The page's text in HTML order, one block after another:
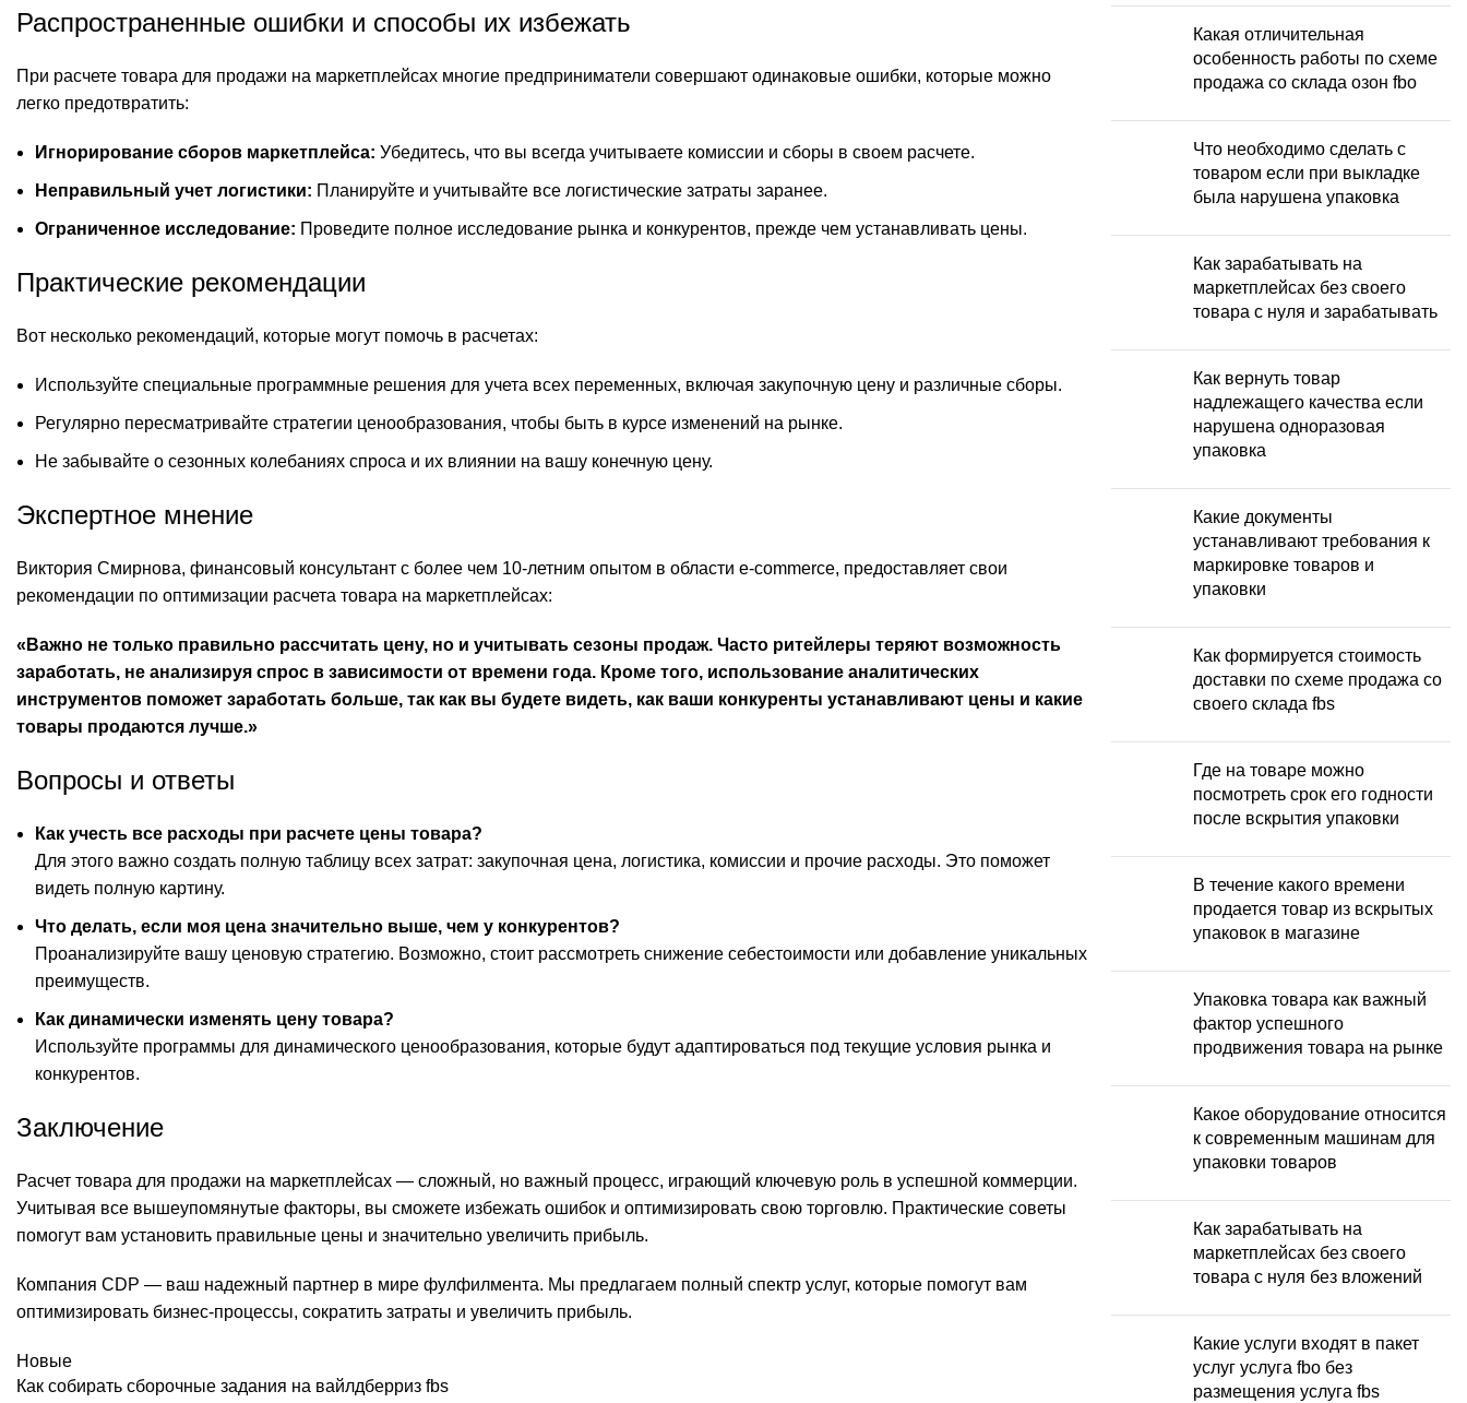
Распространенные ошибки и способы их избежать
При расчете товара для продажи на маркетплейсах многие предприниматели совершают одинаковые ошибки, которые можно
легко предотвратить:
Игнорирование сборов маркетплейса: Убедитесь, что вы всегда учитываете комиссии и сборы в своем расчете.
Неправильный учет логистики: Планируйте и учитывайте все логистические затраты заранее.
Ограниченное исследование: Проведите полное исследование рынка и конкурентов, прежде чем устанавливать цены.
Практические рекомендации
Вот несколько рекомендаций, которые могут помочь в расчетах:
Используйте специальные программные решения для учета всех переменных, включая закупочную цену и различные сборы.
Регулярно пересматривайте стратегии ценообразования, чтобы быть в курсе изменений на рынке.
Не забывайте о сезонных колебаниях спроса и их влиянии на вашу конечную цену.
Экспертное мнение
Виктория Смирнова, финансовый консультант с более чем 10-летним опытом в области e-commerce, предоставляет свои
рекомендации по оптимизации расчета товара на маркетплейсах:
«Важно не только правильно рассчитать цену, но и учитывать сезоны продаж. Часто ритейлеры теряют возможность
заработать, не анализируя спрос в зависимости от времени года. Кроме того, использование аналитических
инструментов поможет заработать больше, так как вы будете видеть, как ваши конкуренты устанавливают цены и какие
товары продаются лучше.»
Вопросы и ответы
Как учесть все расходы при расчете цены товара?
Для этого важно создать полную таблицу всех затрат: закупочная цена, логистика, комиссии и прочие расходы. Это поможет
видеть полную картину.
Что делать, если моя цена значительно выше, чем у конкурентов?
Проанализируйте вашу ценовую стратегию. Возможно, стоит рассмотреть снижение себестоимости или добавление уникальных
преимуществ.
Как динамически изменять цену товара?
Используйте программы для динамического ценообразования, которые будут адаптироваться под текущие условия рынка и
конкурентов.
Заключение
Расчет товара для продажи на маркетплейсах — сложный, но важный процесс, играющий ключевую роль в успешной коммерции.
Учитывая все вышеупомянутые факторы, вы сможете избежать ошибок и оптимизировать свою торговлю. Практические советы
помогут вам установить правильные цены и значительно увеличить прибыль.
Компания CDP — ваш надежный партнер в мире фулфилмента. Мы предлагаем полный спектр услуг, которые помогут вам
оптимизировать бизнес-процессы, сократить затраты и увеличить прибыль.
Новые
Как собирать сборочные задания на вайлдберриз fbs
Какая отличительная
особенность работы по схеме
продажа со склада озон fbo
Что необходимо сделать с
товаром если при выкладке
была нарушена упаковка
Как зарабатывать на
маркетплейсах без своего
товара с нуля и зарабатывать
Как вернуть товар
надлежащего качества если
нарушена одноразовая
упаковка
Какие документы
устанавливают требования к
маркировке товаров и
упаковки
Как формируется стоимость
доставки по схеме продажа со
своего склада fbs
Где на товаре можно
посмотреть срок его годности
после вскрытия упаковки
В течение какого времени
продается товар из вскрытых
упаковок в магазине
Упаковка товара как важный
фактор успешного
продвижения товара на рынке
Какое оборудование относится
к современным машинам для
упаковки товаров
Как зарабатывать на
маркетплейсах без своего
товара с нуля без вложений
Какие услуги входят в пакет
услуг услуга fbo без
размещения услуга fbs